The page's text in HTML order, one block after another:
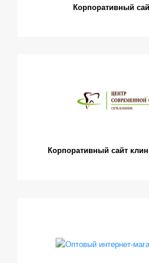
Корпоративный
Корпоративный сайт